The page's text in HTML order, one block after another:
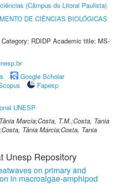
(Câmpus do Litoral Paulista)
DE CIÊNCIAS BIOLÓGICAS
RDIDP Academic title: MS-
Google Scholar
Fapesp
UNESP
Marcia;Costa, T.M.;Costa, Tania
Tânia Márcia;Costa, Tania
Unesp Repository
on primary and
in macroalgae-amphipod